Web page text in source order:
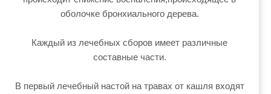
оболочке бронхиального дерева.
Каждый из лечебных сборов имеет различные
составные части.
В первый лечебный настой на травах от кашля входят